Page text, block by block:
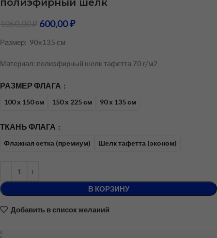
полиэфирный шелк
1050,00₽ 600,00₽
Размер: 90х135 см
Материал: полиэфирный шелк тафетта 70 г/м2
РАЗМЕР ФЛАГА
100 х 150 см 150 х 225 см 90 х 135 см
ТКАНЬ ФЛАГА
Флажная сетка (премиум) Шелк тафетта (эконом)
В КОРЗИНУ
Добавить в список желаний